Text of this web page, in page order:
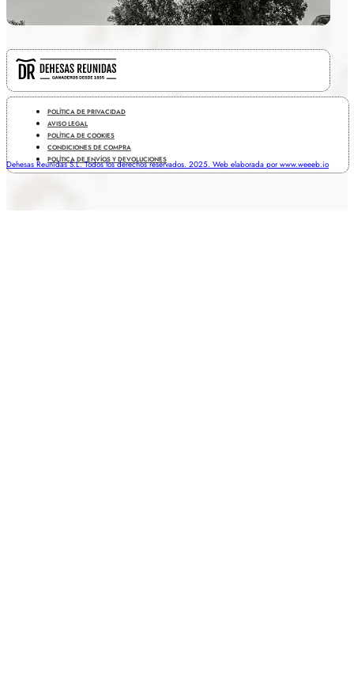
POLÍTICA DE PRIVACIDAD
AVISO LEGAL
POLÍTICA DE COOKIES
CONDICIONES DE COMPRA
POLÍTICA DE ENVÍOS Y DEVOLUCIONES
Dehesas Reunidas S.L. Todos los derechos reservados. 2025. Web elaborada por www.weeeb.io